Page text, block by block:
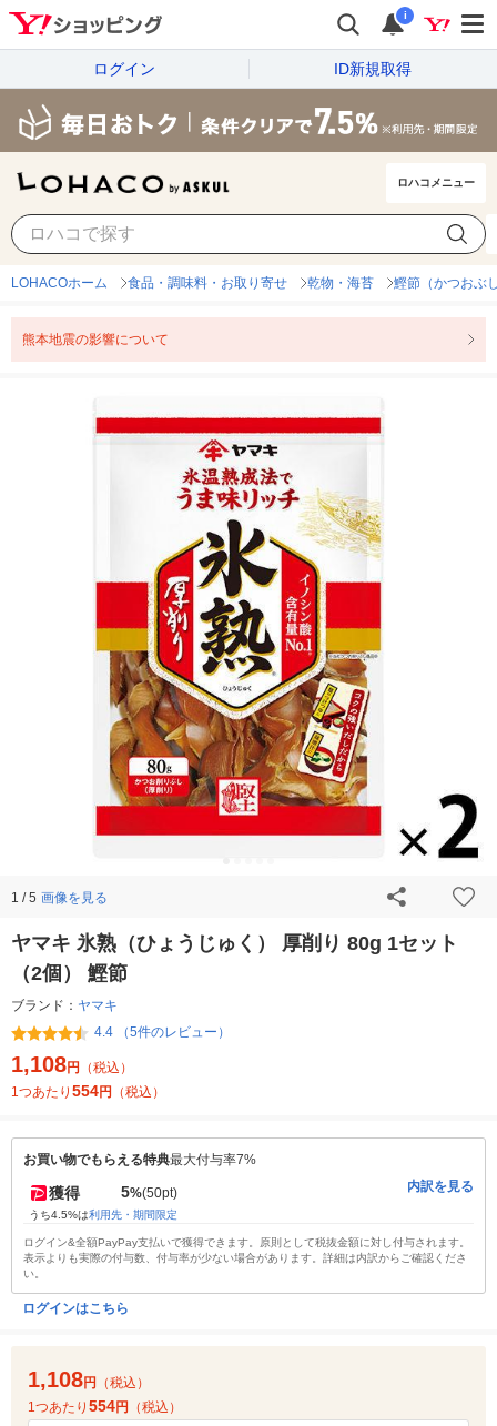
i
ログイン ID新規取得
ロハコメニュー
LOHACOホーム 食品・調味料・お取り寄せ 乾物・海苔 鰹節（かつおぶ
熊本地震の影響について
1 / 5 画像を見る
ヤマキ 氷熟（ひょうじゅく） 厚削り 80g 1セット
（2個） 鰹節
ブランド： ヤマキ
4.4 （5件のレビュー）
1,108円
（税込）
1つあたり 554円 （税込）
お買い物でもらえる特典最大付与率7%
獲得 5%(50pt)
うち4.5%は利用先・期間限定
内訳を見る
ログイン&全額PayPay支払いで獲得できます。原則として税抜金額に対し付与されます。
表示よりも実際の付与数、付与率が少ない場合があります。詳細は内訳からご確認くださ
い。
ログインはこちら
1,108円
（税込）
1つあたり 554円 （税込）